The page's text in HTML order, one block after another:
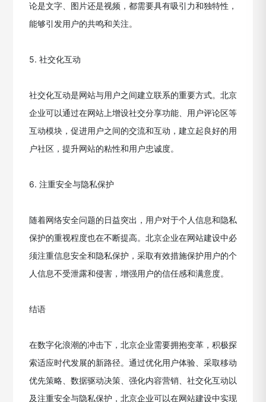
论是文字、图片还是视频，都需要具有吸引力和独特性，
能够引发用户的共鸣和关注。
5. 社交化互动
社交化互动是网站与用户之间建立联系的重要方式。北京
企业可以通过在网站上增设社交分享功能、用户评论区等
互动模块，促进用户之间的交流和互动，建立起良好的用
户社区，提升网站的粘性和用户忠诚度。
6. 注重安全与隐私保护
随着网络安全问题的日益突出，用户对于个人信息和隐私
保护的重视程度也在不断提高。北京企业在网站建设中必
须注重信息安全和隐私保护，采取有效措施保护用户的个
人信息不受泄露和侵害，增强用户的信任感和满意度。
结语
在数字化浪潮的冲击下，北京企业需要拥抱变革，积极探
索适应时代发展的新路径。通过优化用户体验、采取移动
优先策略、数据驱动决策、强化内容营销、社交化互动以
及注重安全与隐私保护，北京企业可以在网站建设中实现